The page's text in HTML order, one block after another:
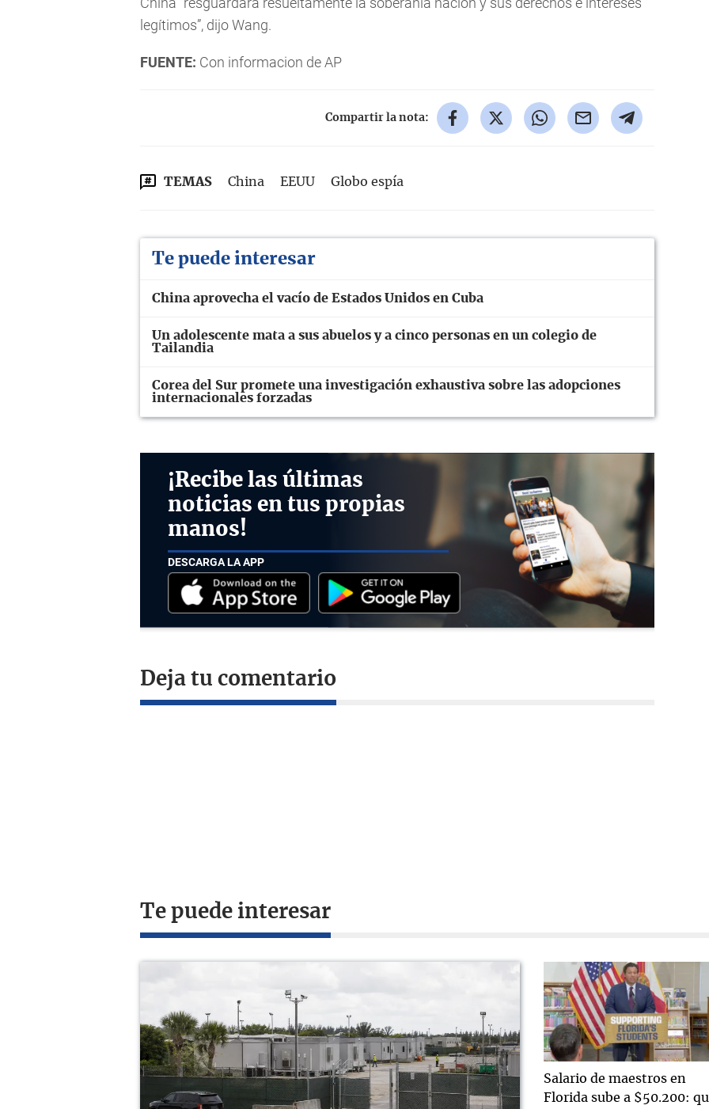
legítimos”, dijo Wang.
FUENTE: Con informacion de AP
Compartir la nota:
TEMAS China EEUU Globo espía
Te puede interesar
China aprovecha el vacío de Estados Unidos en Cuba
Un adolescente mata a sus abuelos y a cinco personas en un colegio de
Tailandia
Corea del Sur promete una investigación exhaustiva sobre las adopciones
internacionales forzadas
¡Recibe las últimas
noticias en tus propias
manos!
DESCARGA LA APP
Deja tu comentario
Te puede interesar
Salario de maestros en
Florida sube a $50.200: